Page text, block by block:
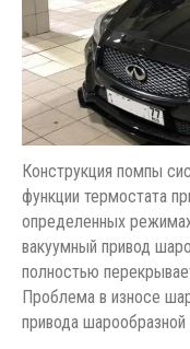
Конструкция помпы
функции термостата
определенных
вакуумный привод
полностью
Проблема в износе
привода шарообразной